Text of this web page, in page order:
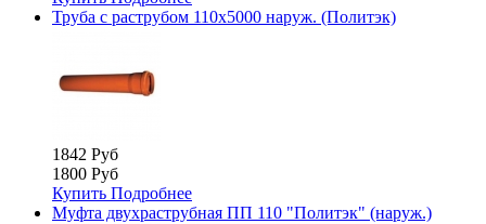
Труба с раструбом 110х5000 наруж. (Политэк)
1842 Руб
1800 Руб
Купить Подробнее
Муфта двухраструбная ПП 110 "Политэк" (наруж.)